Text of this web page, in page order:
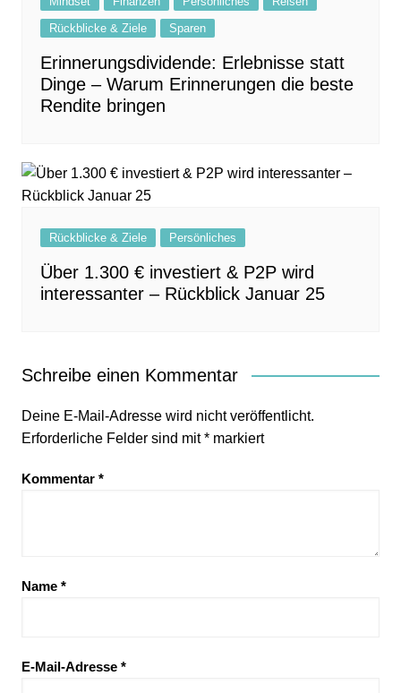
Rückblicke & Ziele
Sparen
Erinnerungsdividende: Erlebnisse statt
Dinge – Warum Erinnerungen die beste
Rendite bringen
Rückblicke & Ziele Persönliches
Über 1.300 € investiert & P2P wird
interessanter – Rückblick Januar 25
Schreibe einen Kommentar
Deine E-Mail-Adresse wird nicht veröffentlicht.
Erforderliche Felder sind mit*markiert
Kommentar *
Name *
E-Mail-Adresse *